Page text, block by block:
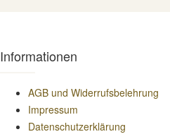
Informationen
AGB und Widerrufsbelehrung
Impressum
Datenschutzerklärung